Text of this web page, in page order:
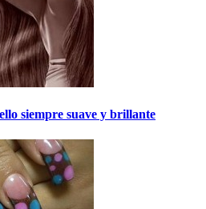
siempre suave y brillante